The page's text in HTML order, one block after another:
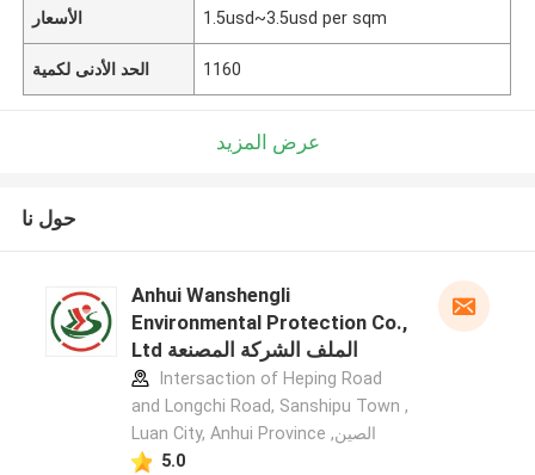
الأسعار 1.5usd~3.5usd per sqm
الحد الأدنى لكمية 1160
عرض المزيد
حول نا
Anhui Wanshengli
Environmental Protection Co.,
Ltd الملف الشركة المصنعة
Intersaction of Heping Road
and Longchi Road, Sanshipu Town ,
Luan City, Anhui Province ,الصين
5.0